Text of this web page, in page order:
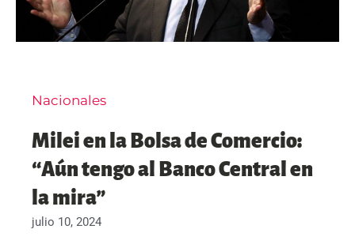
Nacionales
Milei en la Bolsa de Comercio:
“Aún tengo al Banco Central en
la mira”
julio 10, 2024